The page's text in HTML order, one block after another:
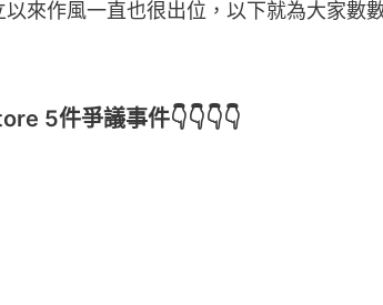
來作風一直也很出位，以下就為大家數
5件爭議事件👇👇👇👇